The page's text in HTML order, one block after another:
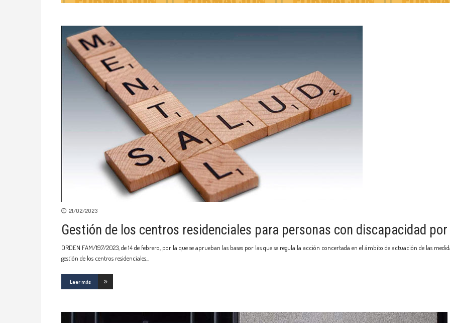
21/02/2023
Gestión de los centros residenciales para personas con discapacidad
ORDEN FAM/197/2023, de 14 de febrero, por la que se aprueban las bases por las que se regula la acción concertada en el ámbito de actuación de las
gestión de los centros residenciales
Leer más